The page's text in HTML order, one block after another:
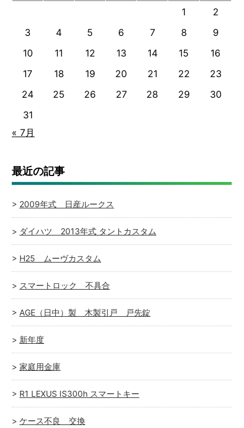
1
2
3
4 5 6 7 8
9
10
11 12 13 14 15
16
17
18 19 20 21 22
23
24
25 26 27 28 29
30
31
« 7月
最近の記事
2009年式 日産ルークス
ダイハツ 2013年式 タントカスタム
H25 ムーヴカスタム
スマートロック 不具合
AGE（日中）製 木製引戸 戸先錠
新年度
家庭用金庫
R1 LEXUS IS300h スマートキー
ケース不良 交換